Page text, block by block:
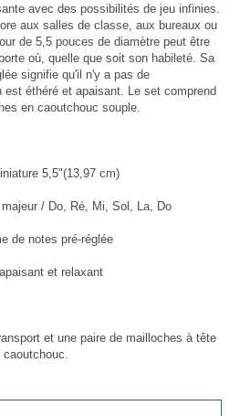
avec des possibilités de jeu infinies.
aux salles de classe, aux bureaux ou
de 5,5 pouces de diamètre peut être
où, quelle que soit son habileté. Sa
signifie qu'il n'y a pas de
éthéré et apaisant. Le set comprend
en caoutchouc souple.
5,5"(13,97 cm)
/ Do, Ré, Mi, Sol, La, Do
de notes pré-réglée
et relaxant
et une paire de mailloches à tête
caoutchouc.